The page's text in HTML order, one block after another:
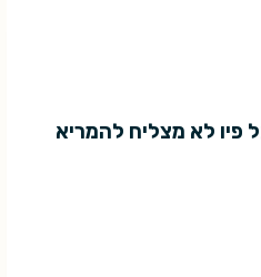
פיו לא מצליח להמריא